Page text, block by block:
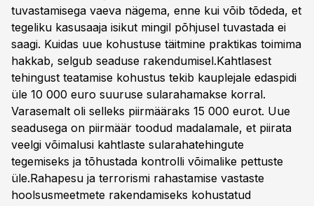
tuvastamisega vaeva nägema, enne kui võib tõdeda, et
tegeliku kasusaaja isikut mingil põhjusel tuvastada ei
saagi. Kuidas uue kohustuse täitmine praktikas toimima
hakkab, selgub seaduse rakendumisel.Kahtlasest
tehingust teatamise kohustus tekib kauplejale edaspidi
üle 10 000 euro suuruse sularahamakse korral.
Varasemalt oli selleks piirmääraks 15 000 eurot. Uue
seadusega on piirmäär toodud madalamale, et piirata
veelgi võimalusi kahtlaste sularahatehingute
tegemiseks ja tõhustada kontrolli võimalike pettuste
üle.Rahapesu ja terrorismi rahastamise vastaste
hoolsusmeetmete rakendamiseks kohustatud